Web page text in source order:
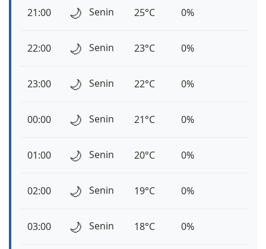
21:00 🌙 Senin 25°C 0%
22:00 🌙 Senin 23°C 0%
23:00 🌙 Senin 22°C 0%
00:00 🌙 Senin 21°C 0%
01:00 🌙 Senin 20°C 0%
02:00 🌙 Senin 19°C 0%
03:00 🌙 Senin 18°C 0%